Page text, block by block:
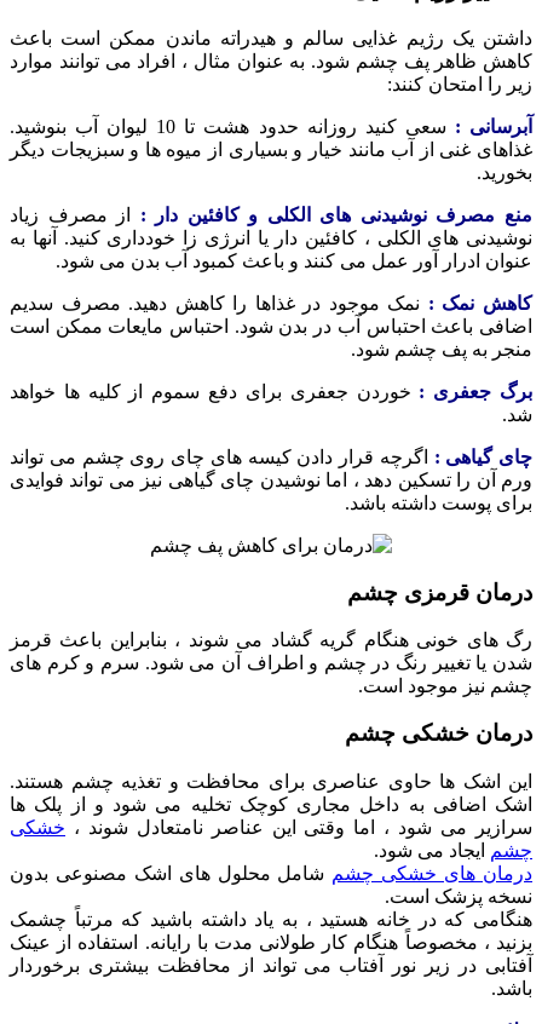
داشتن یک رژیم غذایی سالم و هیدراته ماندن ممکن است باعث
کاهش ظاهر پف چشم شود. به عنوان مثال ، افراد می توانند موارد
زیر را امتحان کنند:
آبرسانی :
سعی کنید روزانه حدود هشت تا 10 لیوان آب بنوشید.
غذاهای غنی از آب مانند خیار و بسیاری از میوه ها و سبزیجات دیگر
بخورید.
منع مصرف نوشیدنی های الکلی و کافئین دار : از مصرف زیاد
نوشیدنی های الکلی ، کافئین دار یا انرژی زا خودداری کنید. آنها به
عنوان ادرار آور عمل می کنند و باعث کمبود آب بدن می شود.
کاهش نمک : نمک موجود در غذاها را کاهش دهید. مصرف سدیم
اضافی باعث احتباس آب در بدن شود. احتباس مایعات ممکن است
منجر به پف چشم شود.
برگ جعفری : خوردن جعفری برای دفع سموم از کلیه ها خواهد
شد.
چای گیاهی : اگرچه قرار دادن کیسه های چای روی چشم می تواند
ورم آن را تسکین دهد ، اما نوشیدن چای گیاهی نیز می تواند فوایدی
برای پوست داشته باشد.
درمان قرمزی چشم
رگ های خونی هنگام گریه گشاد می شوند ، بنابراین باعث قرمز
شدن یا تغییر رنگ در چشم و اطراف آن می شود. سرم و کرم های
چشم نیز موجود است.
درمان خشکی چشم
این اشک ها حاوی عناصری برای محافظت و تغذیه چشم هستند.
اشک اضافی به داخل مجاری کوچک تخلیه می شود و از پلک ها
سرازیر می شود ، اما وقتی این عناصر نامتعادل شوند ، خشکی
چشم
ایجاد می شود.
درمان های خشکی چشم شامل محلول های اشک مصنوعی بدون
نسخه پزشک است.
هنگامی که در خانه هستید ، به یاد داشته باشید که مرتباً چشمک
بزنید ، مخصوصاً هنگام کار طولانی مدت با رایانه. استفاده از عینک
آفتابی در زیر نور آفتاب می تواند از محافظت بیشتری برخوردار
باشد.